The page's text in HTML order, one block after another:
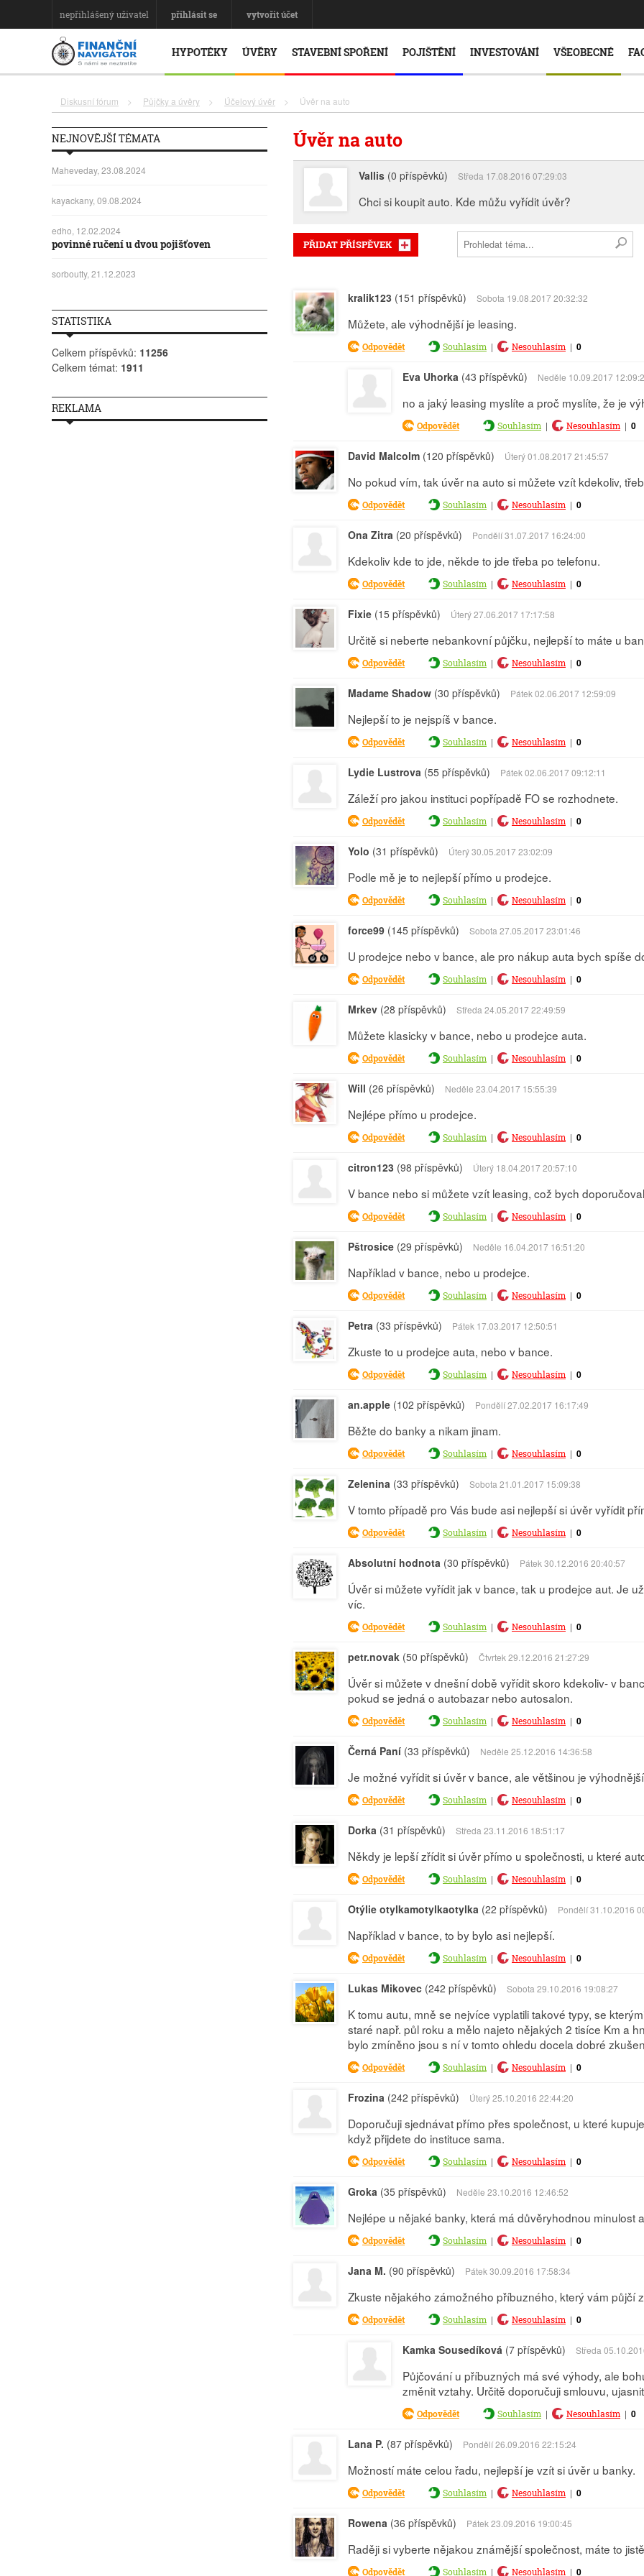
nepřihlášený uživatel přihlásit se vytvořit účet
HYPOTÉKY ÚVĚRY STAVEBNÍ SPOŘENÍ POJIŠTĚNÍ INVESTOVÁNÍ VŠEOBECNÉ
Diskusní fórum > Půjčky a úvěry > Účelový úvěr > Úvěr na auto
Úvěr na auto
Vallis (0 příspěvků) Středa 17.08.2016 07:29:03
Chci si koupit auto. Kde můžu vyřídit úvěr?
PŘIDAT PŘÍSPĚVEK
kralik123 (151 příspěvků) Sobota 19.08.2017 20:32:32
Můžete, ale výhodnější je leasing.
Odpovědět Souhlasím | Nesouhlasím | 0
Eva Uhorka (43 příspěvků) Neděle 10.09.2017
no a jaký leasing myslíte a proč myslíte, že je
Odpovědět Souhlasím | Nesouhlasím | 0
David Malcolm (120 příspěvků) Úterý 01.08.2017 21:45:57
No pokud vím, tak úvěr na auto si můžete vzít kdekoliv,
Odpovědět Souhlasím | Nesouhlasím | 0
Ona Zitra (20 příspěvků) Pondělí 31.07.2017 16:24:00
Kdekoliv kde to jde, někde to jde třeba po telefonu.
Odpovědět Souhlasím | Nesouhlasím | 0
Fixie (15 příspěvků) Úterý 27.06.2017 17:17:58
Určitě si neberte nebankovní půjčku, nejlepší to máte u
Odpovědět Souhlasím | Nesouhlasím | 0
Madame Shadow (30 příspěvků) Pátek 02.06.2017 12:59:09
Nejlepší to je nejspíš v bance.
Odpovědět Souhlasím | Nesouhlasím | 0
Lydie Lustrova (55 příspěvků) Pátek 02.06.2017 09:12:11
Záleží pro jakou instituci popřípadě FO se rozhodnete.
Odpovědět Souhlasím | Nesouhlasím | 0
Yolo (31 příspěvků) Úterý 30.05.2017 23:02:09
Podle mě je to nejlepší přímo u prodejce.
Odpovědět Souhlasím | Nesouhlasím | 0
force99 (145 příspěvků) Sobota 27.05.2017 23:01:46
U prodejce nebo v bance, ale pro nákup auta bych spíše
Odpovědět Souhlasím | Nesouhlasím | 0
Mrkev (28 příspěvků) Středa 24.05.2017 22:49:59
Můžete klasicky v bance, nebo u prodejce auta.
Odpovědět Souhlasím | Nesouhlasím | 0
Will (26 příspěvků) Neděle 23.04.2017 15:55:39
Nejlépe přímo u prodejce.
Odpovědět Souhlasím | Nesouhlasím | 0
citron123 (98 příspěvků) Úterý 18.04.2017 20:57:10
V bance nebo si můžete vzít leasing, což bych
Odpovědět Souhlasím | Nesouhlasím | 0
Pštrosice (29 příspěvků) Neděle 16.04.2017 16:51:20
Například v bance, nebo u prodejce.
Odpovědět Souhlasím | Nesouhlasím | 0
Petra (33 příspěvků) Pátek 17.03.2017 12:50:51
Zkuste to u prodejce auta, nebo v bance.
Odpovědět Souhlasím | Nesouhlasím | 0
an.apple (102 příspěvků) Pondělí 27.02.2017 16:17:49
Běžte do banky a nikam jinam.
Odpovědět Souhlasím | Nesouhlasím | 0
Zelenina (33 příspěvků) Sobota 21.01.2017 15:09:38
V tomto případě pro Vás bude asi nejlepší si úvěr vyřídit
Odpovědět Souhlasím | Nesouhlasím | 0
Absolutní hodnota (30 příspěvků) Pátek 30.12.2016 20:40:57
Úvěr si můžete vyřídit jak v bance, tak u prodejce aut. Je
víc.
Odpovědět Souhlasím | Nesouhlasím | 0
petr.novak (50 příspěvků) Čtvrtek 29.12.2016 21:27:29
Úvěr si můžete v dnešní době vyřídit skoro kdekoliv- v
pokud se jedná o autobazar nebo autosalon.
Odpovědět Souhlasím | Nesouhlasím | 0
Černá Paní (33 příspěvků) Neděle 25.12.2016 14:36:58
Je možné vyřídit si úvěr v bance, ale většinou je
Odpovědět Souhlasím | Nesouhlasím | 0
Dorka (31 příspěvků) Středa 23.11.2016 18:51:17
Někdy je lepší zřídit si úvěr přímo u společnosti, u které
Odpovědět Souhlasím | Nesouhlasím | 0
Otýlie otylkamotylkaotylka (22 příspěvků) Pondělí 31.10.2016
Například v bance, to by bylo asi nejlepší.
Odpovědět Souhlasím | Nesouhlasím | 0
Lukas Mikovec (242 příspěvků) Sobota 29.10.2016 19:08:27
K tomu autu, mně se nejvíce vyplatili takové typy, se
staré např. půl roku a mělo najeto nějakých 2 tisíce Km a
bylo zmíněno jsou s ní v tomto ohledu docela dobré
Odpovědět Souhlasím | Nesouhlasím | 0
Frozina (242 příspěvků) Úterý 25.10.2016 22:44:20
Doporučuji sjednávat přímo přes společnost, u které
když přijdete do instituce sama.
Odpovědět Souhlasím | Nesouhlasím | 0
Groka (35 příspěvků) Neděle 23.10.2016 12:46:52
Nejlépe u nějaké banky, která má důvěryhodnou minulost
Odpovědět Souhlasím | Nesouhlasím | 0
Jana M. (90 příspěvků) Pátek 30.09.2016 17:58:34
Zkuste nějakého zámožného příbuzného, který vám půjčí
Odpovědět Souhlasím | Nesouhlasím | 0
Kamka Sousedíková (7 příspěvků) Středa
Půjčování u příbuzných má své výhody, ale
změnit vztahy. Určitě doporučuji smlouvu,
Odpovědět Souhlasím | Nesouhlasím | 0
Lana P. (87 příspěvků) Pondělí 26.09.2016 22:15:24
Možností máte celou řadu, nejlepší je vzít si úvěr u banky.
Odpovědět Souhlasím | Nesouhlasím | 0
Rowena (36 příspěvků) Pátek 23.09.2016 19:00:45
Raději si vyberte nějakou známější společnost, máte to
Odpovědět Souhlasím | Nesouhlasím | 0
NEJNOVĚJŠÍ TÉMATA
Maheveday, 23.08.2024
kayackany, 09.08.2024
edho, 12.02.2024
povinné ručení u dvou pojišťoven
sorboutty, 21.12.2023
STATISTIKA
Celkem příspěvků: 11256
Celkem témat: 1911
REKLAMA